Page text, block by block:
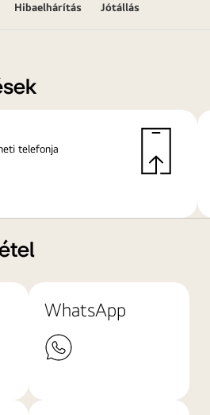
Hibaelhárítás Jótállás
telefonja
WhatsApp